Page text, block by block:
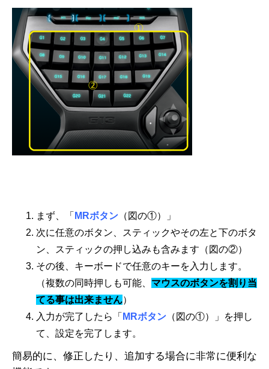
まず、「 MRボタン （図の①）」
次に任意のボタン、スティックやその左と下のボタ
ン、スティックの押し込みも含みます（図の②）
その後、キーボードで任意のキーを入力します。
（複数の同時押しも可能、 マウスのボタンを割り当
てる事は出来ません）
入力が完了したら「 MRボタン （図の①）」を押し
て、設定を完了します。
簡易的に、修正したり、追加する場合に非常に便利な